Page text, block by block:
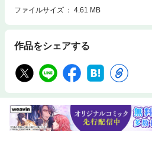
ファイルサイズ
4.61 MB
作品をシェアする